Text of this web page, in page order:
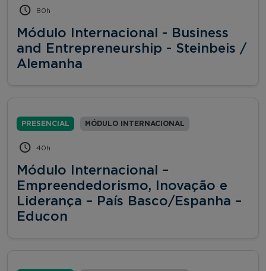
80h
Módulo Internacional - Business
and Entrepreneurship - Steinbeis /
Alemanha
PRESENCIAL MÓDULO INTERNACIONAL
40h
Módulo Internacional –
Empreendedorismo, Inovação e
Liderança – País Basco/Espanha –
Educon